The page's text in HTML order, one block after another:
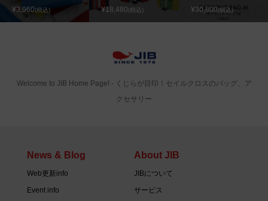
¥3,960(税込) ¥18,480(税込) ¥30,800(税込)
Welcome to JIB Home Page! ‐ くじらが目印！セイルクロスのバッグ、ア
クセサリー
News & Blog
Web更新info
Event info
About JIB
JIBについて
サービス